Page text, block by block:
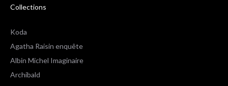
Collections
Koda
Agatha Raisin enquête
Albin Michel Imaginaire
Archibald